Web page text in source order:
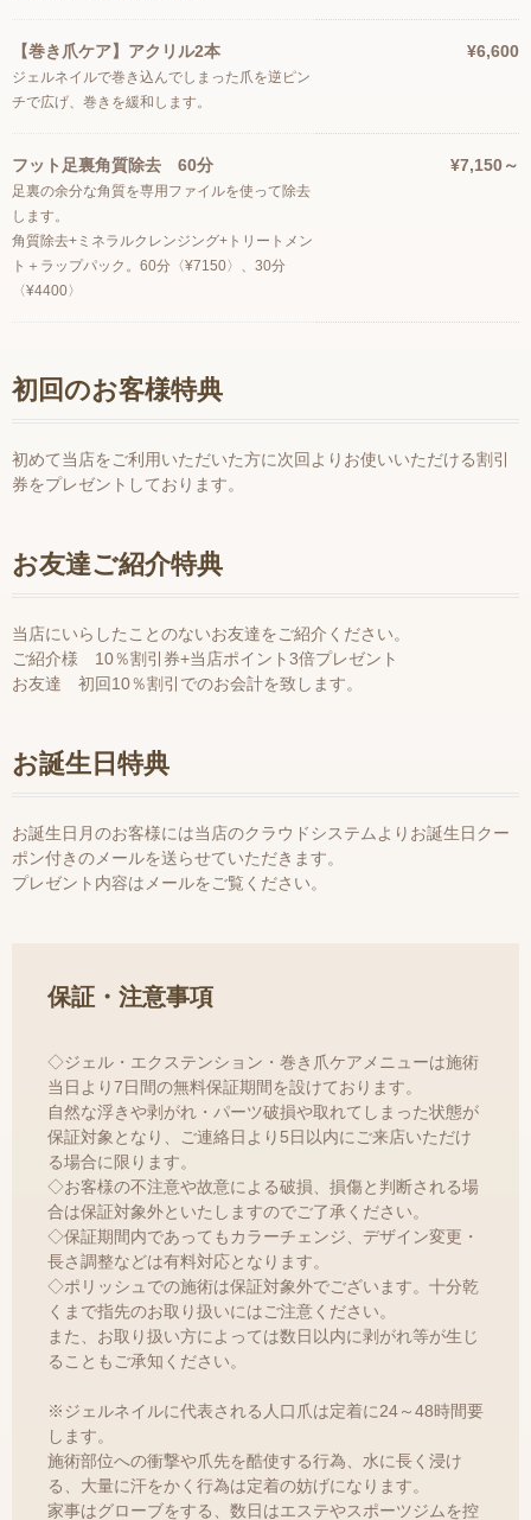
【巻き爪ケア】アクリル2本
ジェルネイルで巻き込んでしまった爪を逆ピン
チで広げ、巻きを緩和します。
¥6,600
フット足裏角質除去 60分
足裏の余分な角質を専用ファイルを使って除去
します。
角質除去+ミネラルクレンジング+トリートメン
ト＋ラップパック。60分〈¥7150〉、30分
〈¥4400〉
¥7,150～
初回のお客様特典
初めて当店をご利用いただいた方に次回よりお使いいただける割引
券をプレゼントしております。
お友達ご紹介特典
当店にいらしたことのないお友達をご紹介ください。
ご紹介様 10％割引券+当店ポイント3倍プレゼント
お友達 初回10％割引でのお会計を致します。
お誕生日特典
お誕生日月のお客様には当店のクラウドシステムよりお誕生日クー
ポン付きのメールを送らせていただきます。
プレゼント内容はメールをご覧ください。
保証・注意事項
◇ジェル・エクステンション・巻き爪ケアメニューは施術
当日より7日間の無料保証期間を設けております。
自然な浮きや剥がれ・パーツ破損や取れてしまった状態が
保証対象となり、ご連絡日より5日以内にご来店いただけ
る場合に限ります。
◇お客様の不注意や故意による破損、損傷と判断される場
合は保証対象外といたしますのでご了承ください。
◇保証期間内であってもカラーチェンジ、デザイン変更・
長さ調整などは有料対応となります。
◇ポリッシュでの施術は保証対象外でございます。十分乾
くまで指先のお取り扱いにはご注意ください。
また、お取り扱い方によっては数日以内に剥がれ等が生じ
ることもご承知ください。
※ジェルネイルに代表される人口爪は定着に24～48時間要
します。
施術部位への衝撃や爪先を酷使する行為、水に長く浸け
る、大量に汗をかく行為は定着の妨げになります。
家事はグローブをする、数日はエステやスポーツジムを控